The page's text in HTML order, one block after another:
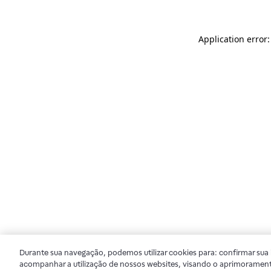
Application
Durante sua navegação, podemos utilizar cookies para: confirmar
acompanhar a utilização de nossos websites, visando o